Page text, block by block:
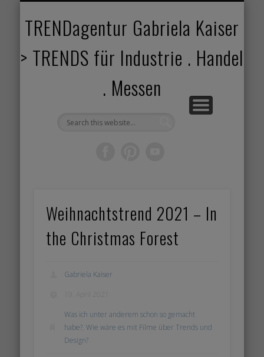
TRENDagentur Gabriela Kaiser
> TRENDS für Industrie . Handel
. Messen
Weihnachtstrend 2021 – In
the Christmas Forest
Gabriela Kaiser
Was ich unter anderem schon so gemacht
habe? ,Wie wäre es mit Filme über Trends und
Design?